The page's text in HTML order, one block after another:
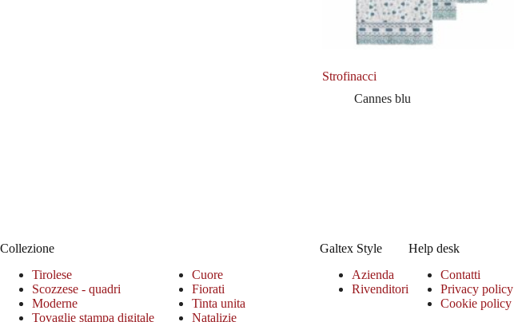
Strofinacci
Cannes blu
Collezione
Tirolese
Cuore
Scozzese - quadri
Fiorati
Moderne
Tinta unita
Tovaglie stampa digitale
Natalizie
Galtex Style
Azienda
Rivenditori
Help desk
Contatti
Privacy policy
Cookie policy